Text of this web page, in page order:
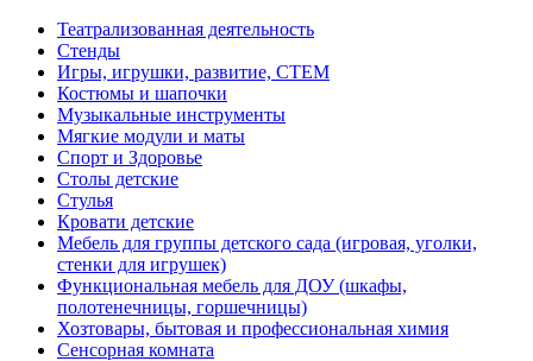
Театрализованная деятельность
Стенды
Игры, игрушки, развитие, СТЕМ
Костюмы и шапочки
Музыкальные инструменты
Мягкие модули и маты
Спорт и Здоровье
Столы детские
Стулья
Кровати детские
Мебель для группы детского сада (игровая, уголки,
стенки для игрушек)
Функциональная мебель для ДОУ (шкафы,
полотенечницы, горшечницы)
Хозтовары, бытовая и профессиональная химия
Сенсорная комната